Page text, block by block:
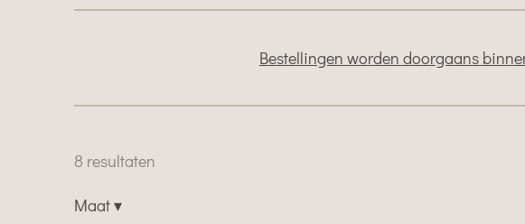
Bestellingen worden doorgaans
8 resultaten
Maat▾